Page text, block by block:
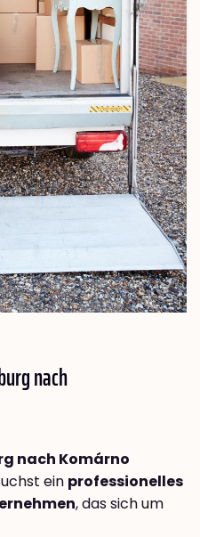
nach
nach Komárno
ein professionelles
, das sich um